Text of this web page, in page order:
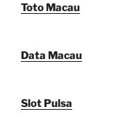
Toto Macau
Data Macau
Slot Pulsa